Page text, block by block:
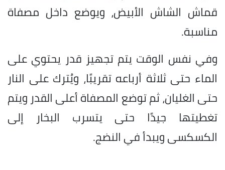
قماش الشاش الأبيض، ويوضع داخل مصفاة
مناسبة.
وفي نفس الوقت يتم تجهيز قدر يحتوي على
الماء حتى ثلاثة أرباعه تقريبًا، ويُترك على النار
حتى الغليان، ثم توضع المصفاة أعلى القدر ويتم
تغطيتها جيدًا حتى يتسرب البخار إلى
الكسكسى ويبدأ في النضج.